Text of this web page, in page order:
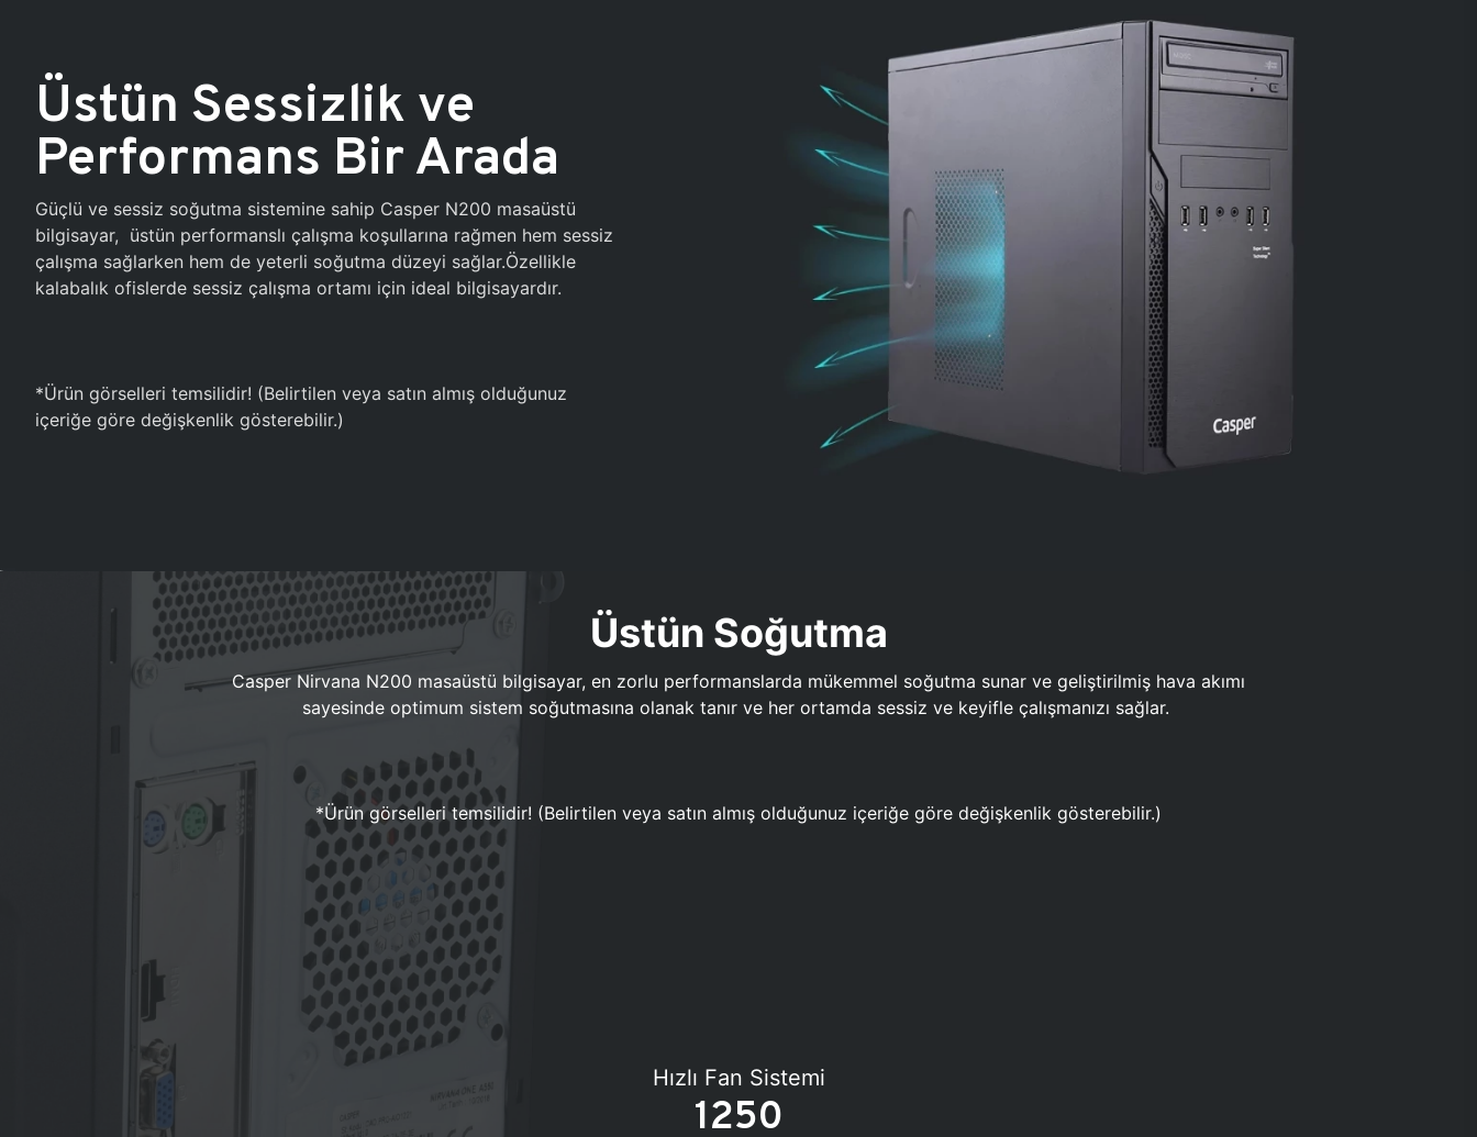
Üstün Sessizlik ve
Performans Bir Arada
Güçlü ve sessiz soğutma sistemine sahip Casper N200 masaüstü
bilgisayar, üstün performanslı çalışma koşullarına rağmen hem sessiz
çalışma sağlarken hem de yeterli soğutma düzeyi sağlar.Özellikle
kalabalık ofislerde sessiz çalışma ortamı için ideal bilgisayardır.
*Ürün görselleri temsilidir! (Belirtilen veya satın almış olduğunuz
içeriğe göre değişkenlik gösterebilir.)
Üstün Soğutma
Casper Nirvana N200 masaüstü bilgisayar, en zorlu performanslarda mükemmel soğutma sunar ve geliştirilmiş hava akımı
sayesinde optimum sistem soğutmasına olanak tanır ve her ortamda sessiz ve keyifle çalışmanızı sağlar.
*Ürün görselleri temsilidir! (Belirtilen veya satın almış olduğunuz içeriğe göre değişkenlik gösterebilir.)
Hızlı Fan Sistemi
1250